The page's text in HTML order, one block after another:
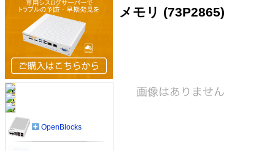
メモリ (73P2865)
OpenBlocks